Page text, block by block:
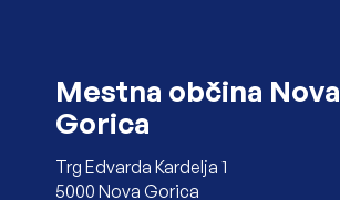
Mestna občina Nova
Gorica
Trg Edvarda Kardelja 1
5000 Nova Gorica